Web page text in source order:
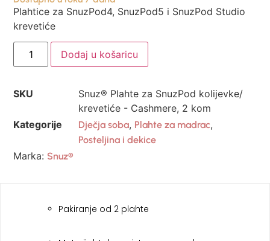
Plahtice za SnuzPod4, SnuzPod5 i SnuzPod Studio
krevetiće
Dodaj u košaricu
SKU
Snuz® Plahte za SnuzPod kolijevke/
krevetiće - Cashmere, 2 kom
Kategorije
Dječja soba, Plahte za madrac,
Posteljina i dekice
Marka: Snuz®
Pakiranje od 2 plahte